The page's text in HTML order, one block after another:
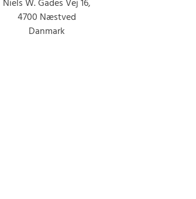
Niels W. Gades Vej 16,
4700 Næstved
Danmark